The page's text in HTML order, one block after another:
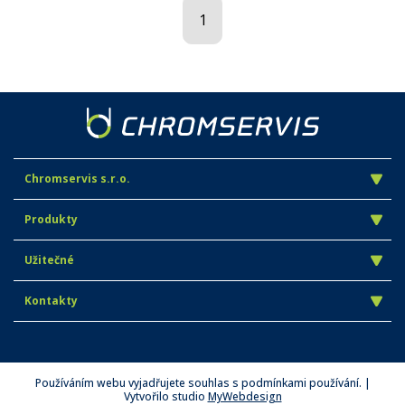
1
Chromservis s.r.o.
Produkty
Užitečné
Kontakty
Používáním webu vyjadřujete souhlas s podmínkami používání. |
Vytvořilo studio MyWebdesign